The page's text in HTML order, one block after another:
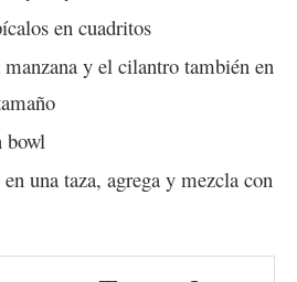
en cuadritos
y el cilantro también en
bowl
una taza, agrega y mezcla con